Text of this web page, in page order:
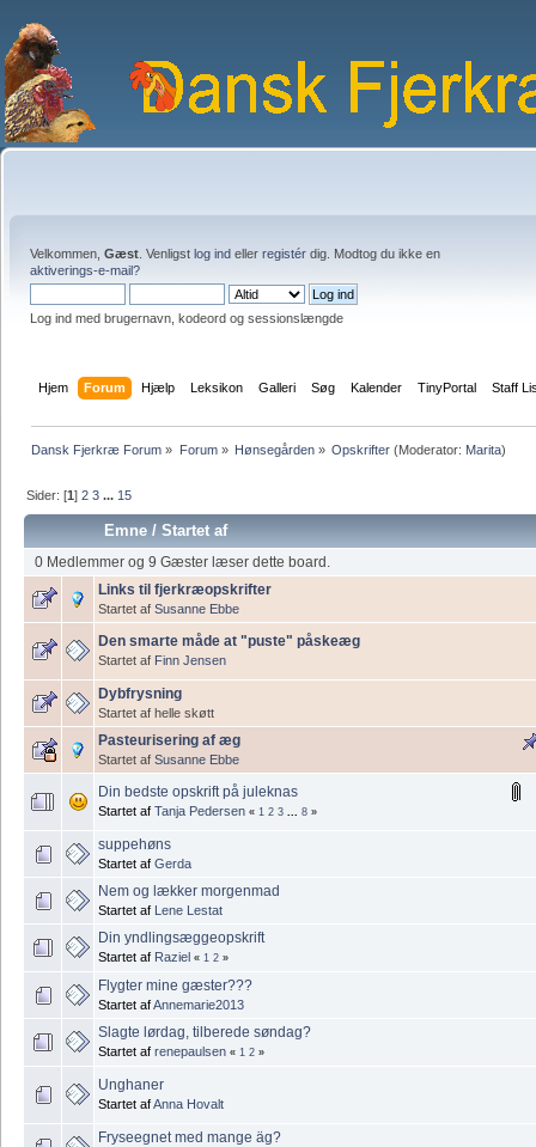
Velkommen, Gæst . Venligst log ind eller registér dig. Modtog du ikke en
aktiverings-e-mail?
Log ind med brugernavn, kodeord og sessionslængde
Hjem Forum Hjælp Leksikon Galleri Søg Kalender TinyPortal Staff
Dansk Fjerkræ Forum » Forum» Hønsegården» Opskrifter (Moderator: Marita)
Sider: [1]2 3 ... 15
Emne /Startet af
0 Medlemmer og 9 Gæster læser dette board.
Links til fjerkræopskrifter
Startet af Susanne Ebbe
Den smarte måde at "puste" påskeæg
Startet af Finn Jensen
Dybfrysning
Startet af helle skøtt
Pasteurisering af æg
Startet af Susanne Ebbe
Din bedste opskrift på juleknas
Startet af Tanja Pedersen « 1 2 3 8 »
suppehøns
Startet af Gerda
Nem og lækker morgenmad
Startet af Lene Lestat
Din yndlingsæggeopskrift
Startet af Raziel « 1 2 »
Flygter mine gæster???
Startet afAnnemarie2013
Slagte lørdag, tilberede søndag?
Startet af renepaulsen « 1 2 »
Unghaner
Startet afAnna Hovalt
Fryseegnet med mange äg?